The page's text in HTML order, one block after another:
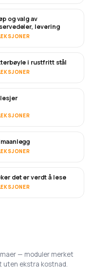
og valg av
levering
i rustfritt stål
det er verdt å lese
— moduler merket
uten ekstra kostnad.